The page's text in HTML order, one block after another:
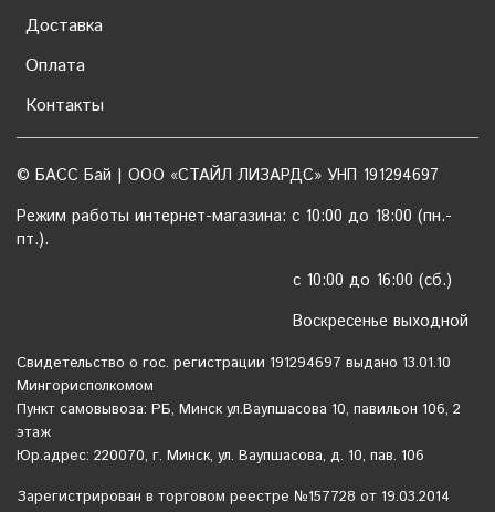
Доставка
Оплата
Контакты
© БАСС Бай | ООО «СТАЙЛ ЛИЗАРДС» УНП 191294697
Режим работы интернет-магазина: с 10:00 до 18:00 (пн.-
пт.).
с 10:00 до 16:00 (сб.)
Воскресенье выходной
Свидетельство о гос. регистрации 191294697 выдано 13.01.10
Мингорисполкомом
Пункт самовывоза: РБ, Минск ул.Ваупшасова 10, павильон 106, 2
этаж
Юр.адрес: 220070, г. Минск, ул. Ваупшасова, д. 10, пав. 106
Зарегистрирован в торговом реестре №157728 от 19.03.2014